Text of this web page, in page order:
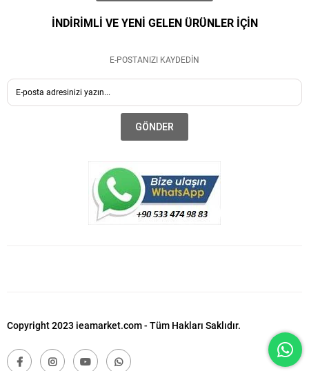
İNDİRİMLİ VE YENİ GELEN ÜRÜNLER İÇİN
E-POSTANIZI KAYDEDİN
GÖNDER
Copyright 2023 ieamarket.com - Tüm Hakları Saklıdır.